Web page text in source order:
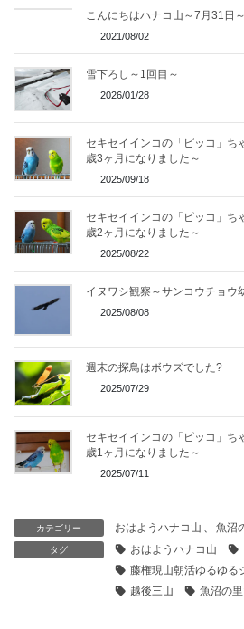
こんにちはハナコ山～7月31日～
2021/08/02
雪下ろし～1回目～
2026/01/28
セキセイインコの「ピッコ」ち
歳3ヶ月になりました～
2025/09/18
セキセイインコの「ピッコ」ち
歳2ヶ月になりました～
2025/08/22
イヌワシ観察～サンコウチョウ
2025/08/08
週末の探鳥はボウズでした?
2025/07/29
セキセイインコの「ピッコ」ち
歳1ヶ月になりました～
2025/07/11
カテゴリー おはようハナコ山 、 魚沼
タグ おはようハナコ山
藤権現山朝活ゆるゆる
越後三山
魚沼の